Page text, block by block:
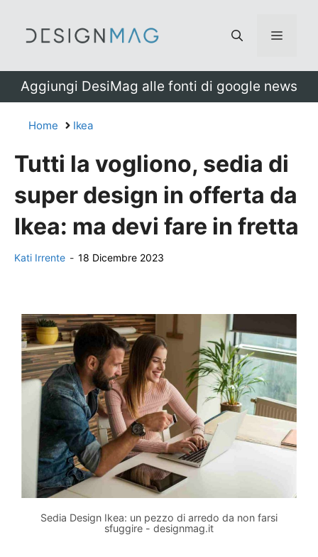
Menu
Aggiungi DesiMag alle fonti di google news
Home Ikea
Tutti la vogliono, sedia di
super design in offerta da
Ikea: ma devi fare in fretta
Kati Irrente - 18 Dicembre 2023
Sedia Design Ikea: un pezzo di arredo da non farsi
sfuggire - designmag.it